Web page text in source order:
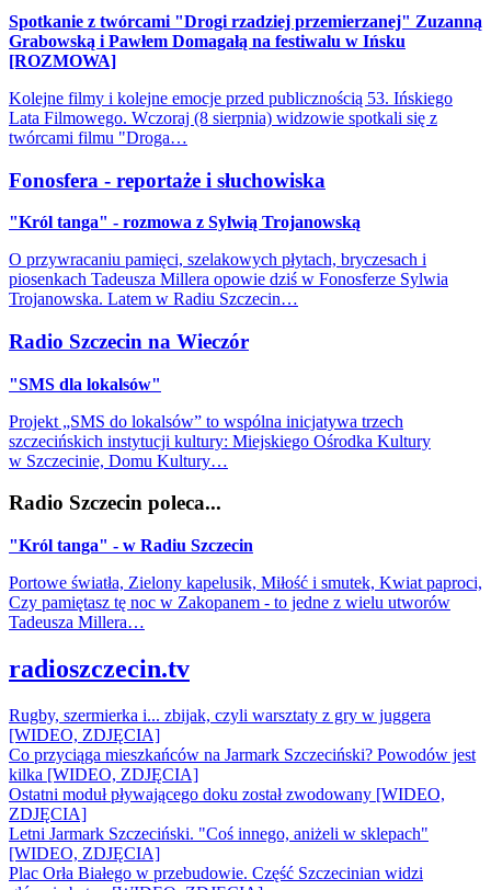
Spotkanie z twórcami "Drogi rzadziej przemierzanej" Zuzanną
Grabowską i Pawłem Domagałą na festiwalu w Ińsku
[ROZMOWA]
Kolejne filmy i kolejne emocje przed publicznością 53. Ińskiego
Lata Filmowego. Wczoraj (8 sierpnia) widzowie spotkali się z
twórcami filmu "Droga…
Fonosfera - reportaże i słuchowiska
"Król tanga" - rozmowa z Sylwią Trojanowską
O przywracaniu pamięci, szelakowych płytach, bryczesach i
piosenkach Tadeusza Millera opowie dziś w Fonosferze Sylwia
Trojanowska. Latem w Radiu Szczecin…
Radio Szczecin na Wieczór
"SMS dla lokalsów"
Projekt „SMS do lokalsów” to wspólna inicjatywa trzech
szczecińskich instytucji kultury: Miejskiego Ośrodka Kultury
w Szczecinie, Domu Kultury…
Radio Szczecin poleca...
"Król tanga" - w Radiu Szczecin
Portowe światła, Zielony kapelusik, Miłość i smutek, Kwiat paproci,
Czy pamiętasz tę noc w Zakopanem - to jedne z wielu utworów
Tadeusza Millera…
radioszczecin.tv
Rugby, szermierka i... zbijak, czyli warsztaty z gry w juggera
[WIDEO, ZDJĘCIA]
Co przyciąga mieszkańców na Jarmark Szczeciński? Powodów jest
kilka [WIDEO, ZDJĘCIA]
Ostatni moduł pływającego doku został zwodowany [WIDEO,
ZDJĘCIA]
Letni Jarmark Szczeciński. "Coś innego, aniżeli w sklepach"
[WIDEO, ZDJĘCIA]
Plac Orła Białego w przebudowie. Część Szczecinian widzi